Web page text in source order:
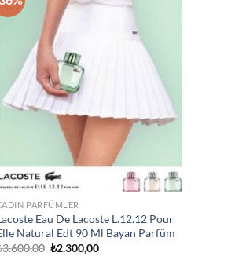
PARFÜMLER
Eau De Lacoste L.12.12 Pour
Natural Edt 90 Ml Bayan Parfüm
3.600,00 Orijinal
₺2.300,00Şu